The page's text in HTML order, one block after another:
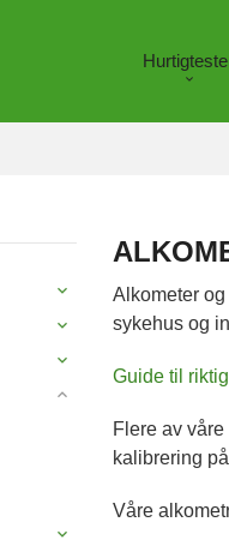
Alkometer
sykehus og
Guide til
Flere av
kalibrering
Våre